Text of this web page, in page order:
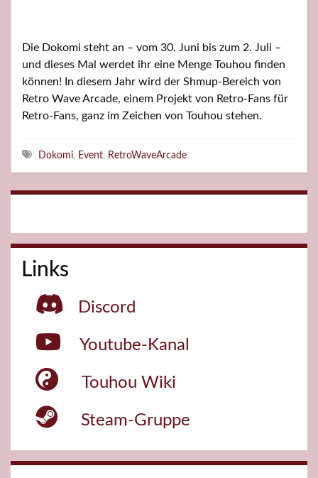
Die Dokomi steht an – vom 30. Juni bis zum 2. Juli –
und dieses Mal werdet ihr eine Menge Touhou finden
können! In diesem Jahr wird der Shmup-Bereich von
Retro Wave Arcade, einem Projekt von Retro-Fans für
Retro-Fans, ganz im Zeichen von Touhou stehen.
Schlagwörter
Dokomi, Event, RetroWaveArcade
Links
Discord
Youtube-Kanal
Touhou Wiki
Steam-Gruppe